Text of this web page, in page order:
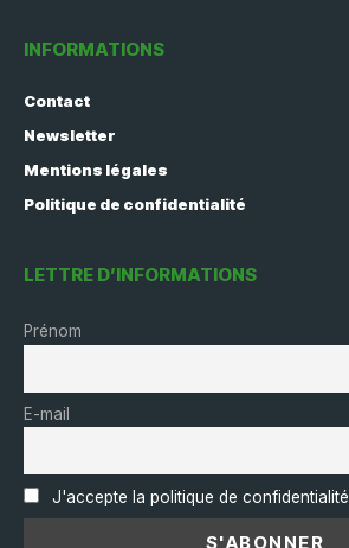
INFORMATIONS
Contact
Newsletter
Mentions légales
Politique de confidentialité
LETTRE D’INFORMATIONS
Prénom
E-mail
J'accepte la politique de confidentialité